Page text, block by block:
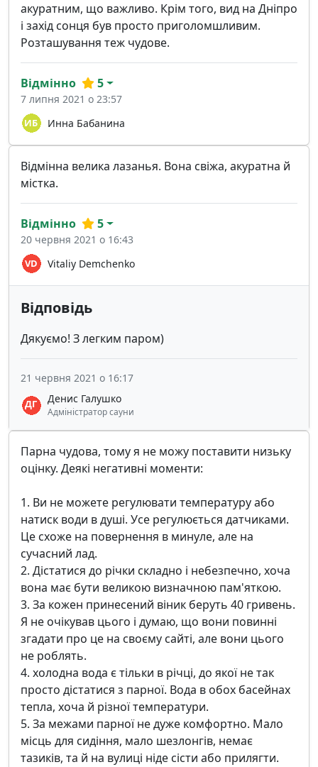
акуратним, що важливо. Крім того, вид на Дніпро
і захід сонця був просто приголомшливим.
Розташування теж чудове.
Инна Бабанина
Відмінно 5
7 липня 2021 о 23:57
Відмінна велика лазанья. Вона свіжа, акуратна й
містка.
Vitaliy Demchenko
Відмінно 5
20 червня 2021 о 16:43
Відповідь
Дякуємо! З легким паром)
Денис Галушко
Адміністратор сауни
21 червня 2021 о 16:17
Парна чудова, тому я не можу поставити низьку
оцінку. Деякі негативні моменти:
1. Ви не можете регулювати температуру або
натиск води в душі. Усе регулюється датчиками.
Це схоже на повернення в минуле, але на
сучасний лад.
2. Дістатися до річки складно і небезпечно, хоча
вона має бути великою визначною пам'яткою.
3. За кожен принесений віник беруть 40 гривень.
Я не очікував цього і думаю, що вони повинні
згадати про це на своєму сайті, але вони цього
не роблять.
4. холодна вода є тільки в річці, до якої не так
просто дістатися з парної. Вода в обох басейнах
тепла, хоча й різної температури.
5. За межами парної не дуже комфортно. Мало
місць для сидіння, мало шезлонгів, немає
тазиків, та й на вулиці ніде сісти або прилягти.